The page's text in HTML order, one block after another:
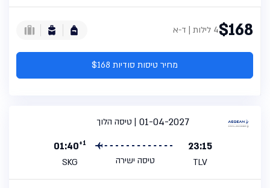
$1684 לילות | ד-א
מחיר טיסות סודיות $168
טיסה הלוך
01-04-2027
23:15
TLV טיסה ישירה
01:40+1
SKG